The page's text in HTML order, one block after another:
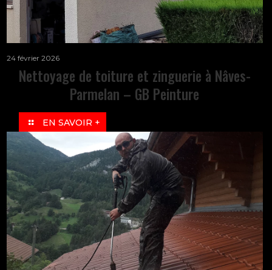
24 février 2026
Nettoyage de toiture et zinguerie à Nâves-
Parmelan – GB Peinture
EN SAVOIR +